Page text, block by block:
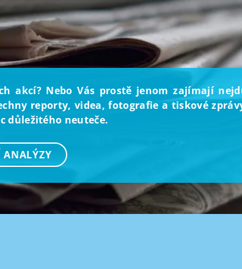
akcí? Nebo Vás prostě jenom zajímají
reporty, videa, fotografie a tiskové
důležitého neuteče.
ANALÝZY